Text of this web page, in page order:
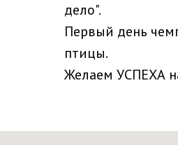
дело".
Первый день
птицы.
Желаем УСПЕХА